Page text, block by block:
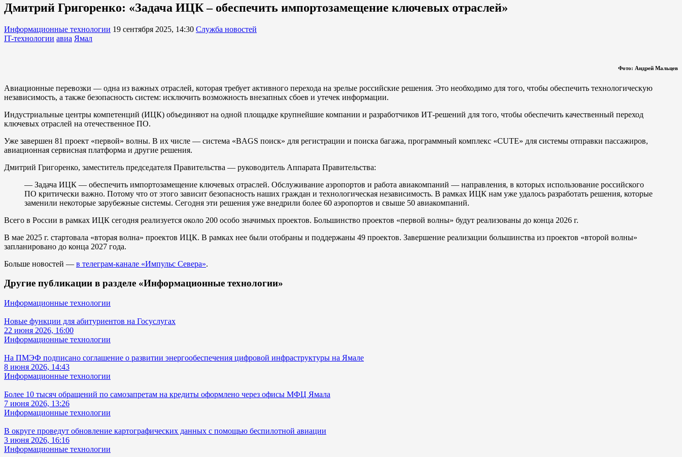
Дмитрий Григоренко: «Задача ИЦК – обеспечить импортозамещение ключевых отраслей»
Информационные технологии 19 сентября 2025, 14:30 Служба новостей
IT-технологии авиа Ямал
Фото: Андрей Мальцев
Авиационные перевозки — одна из важных отраслей, которая требует активного перехода на зрелые российские решения. Это необходимо для того, чтобы обеспечить технологическую
независимость, а также безопасность систем: исключить возможность внезапных сбоев и утечек информации.
Индустриальные центры компетенций (ИЦК) объединяют на одной площадке крупнейшие компании и разработчиков ИТ-решений для того, чтобы обеспечить качественный переход
ключевых отраслей на отечественное ПО.
Уже завершен 81 проект «первой» волны. В их числе — система «BAGS поиск» для регистрации и поиска багажа, программный комплекс «CUTE» для системы отправки пассажиров,
авиационная сервисная платформа и другие решения.
Дмитрий Григоренко, заместитель председателя Правительства — руководитель Аппарата Правительства:
— Задача ИЦК — обеспечить импортозамещение ключевых отраслей. Обслуживание аэропортов и работа авиакомпаний — направления, в которых использование российского
ПО критически важно. Потому что от этого зависит безопасность наших граждан и технологическая независимость. В рамках ИЦК нам уже удалось разработать решения, которые
заменили некоторые зарубежные системы. Сегодня эти решения уже внедрили более 60 аэропортов и свыше 50 авиакомпаний.
Всего в России в рамках ИЦК сегодня реализуется около 200 особо значимых проектов. Большинство проектов «первой волны» будут реализованы до конца 2026 г.
В мае 2025 г. стартовала «вторая волна» проектов ИЦК. В рамках нее были отобраны и поддержаны 49 проектов. Завершение реализации большинства из проектов «второй волны»
запланировано до конца 2027 года.
Больше новостей — в телеграм-канале «Импульс Севера».
Другие публикации в разделе «Информационные технологии»
Информационные технологии
Новые функции для абитуриентов на Госуслугах
22 июня 2026, 16:00
Информационные технологии
На ПМЭФ подписано соглашение о развитии энергообеспечения цифровой инфраструктуры на Ямале
8 июня 2026, 14:43
Информационные технологии
Более 10 тысяч обращений по самозапретам на кредиты оформлено через офисы МФЦ Ямала
7 июня 2026, 13:26
Информационные технологии
В округе проведут обновление картографических данных с помощью беспилотной авиации
3 июня 2026, 16:16
Информационные технологии